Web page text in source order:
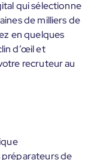
qui sélectionne
de milliers de
en quelques
d’œil et
recruteur au
de